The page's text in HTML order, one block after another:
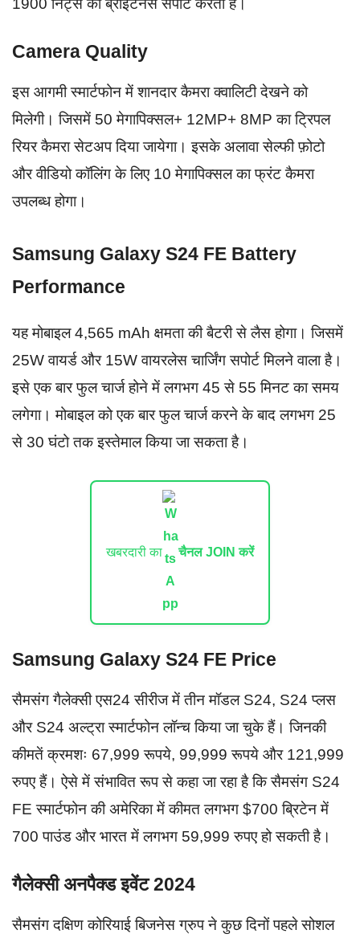
1900 निट्स की ब्राइटनेस सपोर्ट करती है।
Camera Quality
इस आगमी स्मार्टफोन में शानदार कैमरा क्वालिटी देखने को
मिलेगी। जिसमें 50 मेगापिक्सल+ 12MP+ 8MP का ट्रिपल
रियर कैमरा सेटअप दिया जायेगा। इसके अलावा सेल्फी फ़ोटो
और वीडियो कॉलिंग के लिए 10 मेगापिक्सल का फ्रंट कैमरा
उपलब्ध होगा।
Samsung Galaxy S24 FE Battery
Performance
यह मोबाइल 4,565 mAh क्षमता की बैटरी से लैस होगा। जिसमें
25W वायर्ड और 15W वायरलेस चार्जिंग सपोर्ट मिलने वाला है।
इसे एक बार फुल चार्ज होने में लगभग 45 से 55 मिनट का समय
लगेगा। मोबाइल को एक बार फुल चार्ज करने के बाद लगभग 25
से 30 घंटो तक इस्तेमाल किया जा सकता है।
खबरदारी का चैनल JOIN करें
Samsung Galaxy S24 FE Price
सैमसंग गैलेक्सी एस24 सीरीज में तीन मॉडल S24, S24 प्लस
और S24 अल्ट्रा स्मार्टफोन लॉन्च किया जा चुके हैं। जिनकी
कीमतें क्रमशः 67,999 रूपये, 99,999 रूपये और 121,999
रुपए हैं। ऐसे में संभावित रूप से कहा जा रहा है कि सैमसंग S24
FE स्मार्टफोन की अमेरिका में कीमत लगभग $700 ब्रिटेन में
700 पाउंड और भारत में लगभग 59,999 रुपए हो सकती है।
गैलेक्सी अनपैक्ड इवेंट 2024
सैमसंग दक्षिण कोरियाई बिजनेस ग्रुप ने कुछ दिनों पहले सोशल